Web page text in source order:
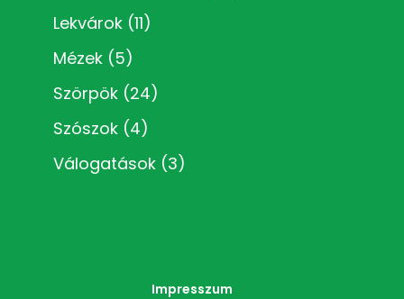
Lekvárok (11)
Mézek (5)
Szörpök (24)
Szószok (4)
Válogatások (3)
Impresszum